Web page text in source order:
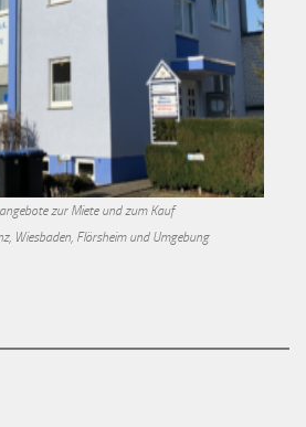
zur Miete und zum Kauf
Wiesbaden, Flörsheim und Umgebung